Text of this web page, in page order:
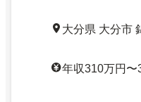
大分県 大分市
年収310万円〜